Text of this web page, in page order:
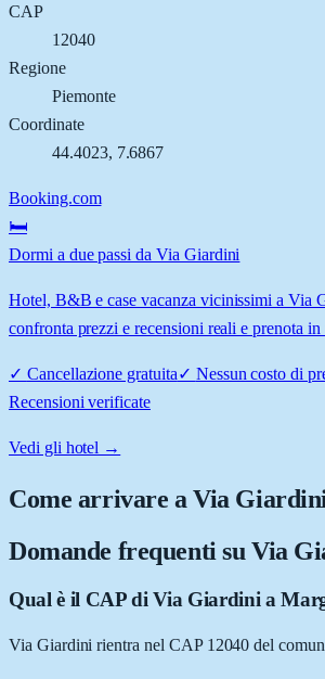
CAP
12040
Regione
Piemonte
Coordinate
44.4023, 7.6867
Booking.com
🛏️
Dormi a due passi da Via Giardini
Hotel, B&B e case vacanza vicinissimi a Via
confronta prezzi e recensioni reali e prenota
✓ Cancellazione gratuita✓ Nessun costo di
Recensioni verificate
Vedi gli hotel →
Come arrivare aVia
Domande frequenti su Via
Qual è il CAP di Via Giardini a
Via Giardini rientra nel CAP 12040 del